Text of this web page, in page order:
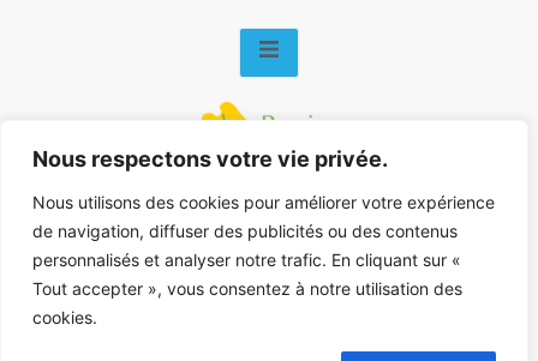
Nous respectons votre vie privée.
Nous utilisons des cookies pour améliorer votre expérience
de navigation, diffuser des publicités ou des contenus
personnalisés et analyser notre trafic. En cliquant sur «
Tout accepter », vous consentez à notre utilisation des
cookies.